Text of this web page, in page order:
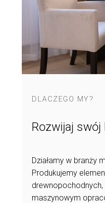
DLACZEGO MY?
Rozwijaj swój
Działamy w branży
Produkujemy
maszynowym